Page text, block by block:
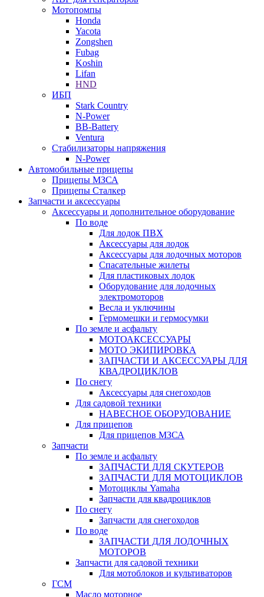
Мотопомпы
Honda
Yacota
Zongshen
Fubag
Koshin
Lifan
HND
ИБП
Stark Country
N-Power
BB-Battery
Ventura
Стабилизаторы напряжения
N-Power
Автомобильные прицепы
Прицепы МЗСА
Прицепы Сталкер
Запчасти и аксессуары
Аксессуары и дополнительное оборудование
По воде
Для лодок ПВХ
Аксессуары для лодок
Аксессуары для лодочных моторов
Спасательные жилеты
Для пластиковых лодок
Оборудование для лодочных
электромоторов
Весла и уключины
Гермомешки и гермосумки
По земле и асфальту
МОТОАКСЕССУАРЫ
МОТО ЭКИПИРОВКА
ЗАПЧАСТИ И АКСЕССУАРЫ ДЛЯ
КВАДРОЦИКЛОВ
По снегу
Аксессуары для снегоходов
Для садовой техники
НАВЕСНОЕ ОБОРУДОВАНИЕ
Для прицепов
Для прицепов МЗСА
Запчасти
По земле и асфальту
ЗАПЧАСТИ ДЛЯ СКУТЕРОВ
ЗАПЧАСТИ ДЛЯ МОТОЦИКЛОВ
Мотоциклы Yamaha
Запчасти для квадроциклов
По снегу
Запчасти для снегоходов
По воде
ЗАПЧАСТИ ДЛЯ ЛОДОЧНЫХ
МОТОРОВ
Запчасти для садовой техники
Для мотоблоков и культиваторов
ГСМ
Масло моторное